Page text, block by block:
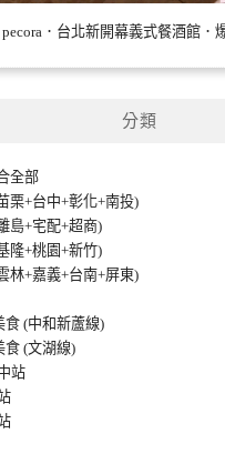
．台北新開幕義式餐酒館．
分類
全部
栗+台中+彰化+南投)
島+宅配+超商)
隆+桃園+新竹)
林+嘉義+台南+屏東)
食 (中和新蘆線)
食 (文湖線)
站